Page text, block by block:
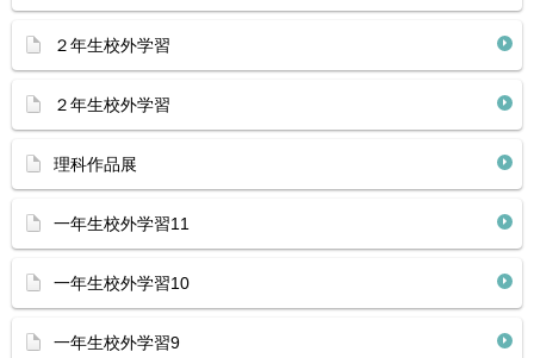
２年生校外学習
２年生校外学習
理科作品展
一年生校外学習11
一年生校外学習10
一年生校外学習9